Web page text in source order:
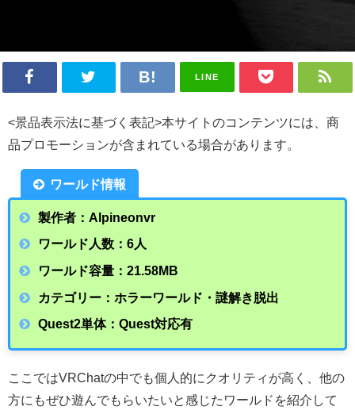
LINE
<景品表示法に基づく表記>本サイトのコンテンツには、商
品プロモーションが含まれている場合があります。
ワールド情報
製作者：Alpineonvr
ワールド人数：6人
ワールド容量：21.58MB
カテゴリー：ホラーワールド・謎解き脱出
Quest2単体：Quest対応有
ここではVRChatの中でも個人的にクオリティが高く、他の
方にもぜひ遊んでもらいたいと感じたワールドを紹介して